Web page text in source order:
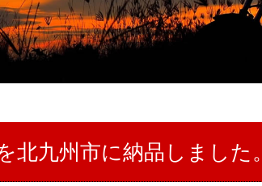
北九州市に納品しました。